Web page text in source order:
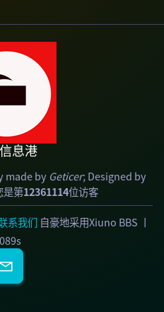
息港
made by Geticer; Designed by
是第12361114位访客
系我们自豪地采用Xiuno BBS 丨